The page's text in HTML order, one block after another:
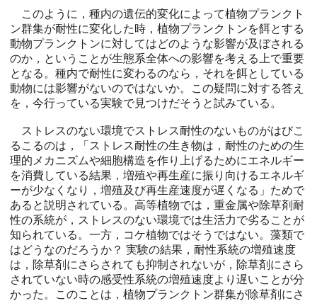
このように，種内の遺伝的変化によって植物プランクト
ン群集が耐性に変化した時，植物プランクトンを餌とする
動物プランクトンに対してはどのような影響が及ぼされる
のか，ということが生態系全体への影響を考える上で重要
となる。種内で耐性に変わるのなら，それを餌としている
動物には影響がないのではないか。この疑問に対する答え
を，今行っている実験で見つけだそうと試みている。
ストレスのない環境でストレス耐性のないものがはびこ
るこるのは，「ストレス耐性の生き物は，耐性のための生
理的メカニズムや細胞構造を作り上げるためにエネルギー
を消費している結果，増殖や再生産に振り向けるエネルギ
ーが少なくなり，増殖及び再生産速度が遅くなる」ためで
あると説明されている。高等植物では，重金属や除草剤耐
性の系統が，ストレスのない環境では生活力で劣ることが
知られている。一方，コケ植物ではそうではない。藻類で
はどうなのだろうか？ 実験の結果，耐性系統の増殖速度
は，除草剤にさらされても抑制されないが，除草剤にさら
されていない時の感受性系統の増殖速度より遅いことが分
かった。このことは，植物プランクトン群集が除草剤にさ